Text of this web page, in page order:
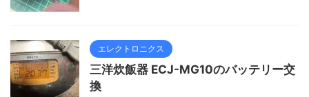
エレクトロニクス
三洋炊飯器 ECJ-MG10のバッテリー交
換